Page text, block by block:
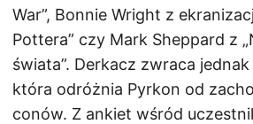
War”, Bonnie Wright z
Pottera” czy Mark Sheppard z
świata”. Derkacz zwraca
która odróżnia Pyrkon od
conów. Z ankiet wśród